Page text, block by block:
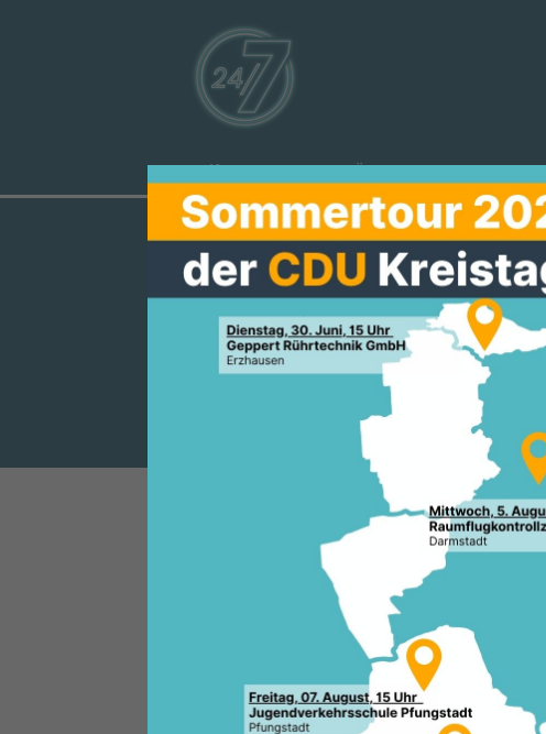
Aktuelles Über uns
CDU-
AUF
Nach Jahren der Irrungen und
Zum 1. Januar 2020 haben sich
Rahmenbedingungen im
(KGG) geändert. Nun ist die
Zweckverband bereits nach zehn
zwanzig Jahren möglich. Daher
die Mitgliedschaft des Landkreises
März 2022 zu kündigen“, weist
Lutz Köhler auf einen CDU-Antrag
2020 hin.